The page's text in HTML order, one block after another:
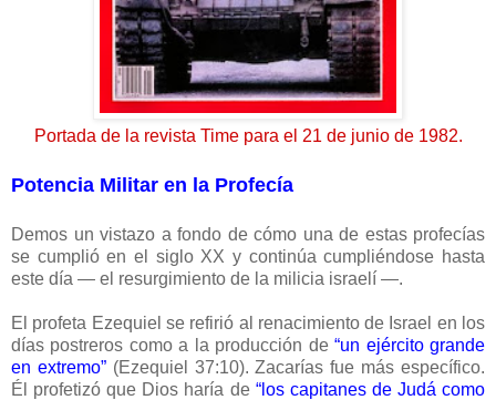
Portada de la revista Time para el 21 de junio de 1982.
Potencia Militar en la Profecía
Demos un vistazo a fondo de cómo una de estas profecías
se cumplió en el siglo XX y continúa cumpliéndose hasta
este día — el resurgimiento de la milicia israelí —.
El profeta Ezequiel se refirió al renacimiento de Israel en los
días postreros como a la producción de“un ejército grande
en extremo”(Ezequiel 37:10). Zacarías fue más específico.
Él profetizó que Dios haría de “los capitanes de Judá como